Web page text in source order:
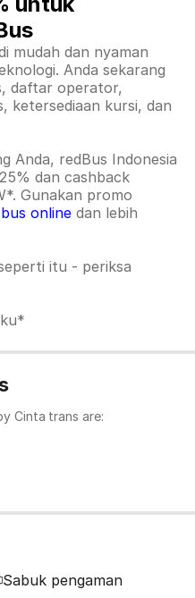
mudah dan nyaman
Anda sekarang
daftar operator,
ketersediaan kursi, dan
Anda, redBus Indonesia
dan cashback
Gunakan promo
online dan lebih
itu - periksa
Cinta trans are:
Sabuk pengaman